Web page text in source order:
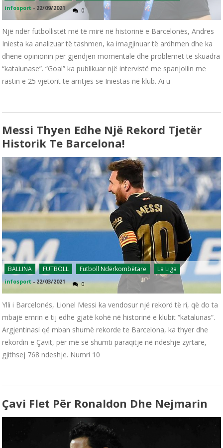
infosport - 22/09/2021 0
Një ndër futbollistët më të mirë në historinë e Barcelonës, Andres
Iniesta ka analizuar të tashmen, ka imagjinuar të ardhmen dhe ka
dhënë opinionin për gjendjen momentale dhe problemet te skuadra
“katalunase”. “Goal” ka publikuar një intervistë me spanjollin me
rastin e 25 vjetorit të arritjes së Iniestas në klub. Ai u
Messi Thyen Edhe Një Rekord Tjetër
Historik Te Barcelona!
BALLINA FUTBOLL Futboll Ndërkombëtarë La Liga
infosport -22/03/2021 0
Ylli i Barcelonës, Lionel Messi ka vendosur një rekord të ri, që do ta
mbajë emrin e tij edhe gjatë kohë në historinë e klubit “katalunas”.
Argjentinasi që mban shumë rekorde te Barcelona, ka thyer dhe
rekordin e Çavit, për më së shumti paraqitje në ndeshje zyrtare,
gjithsej 768 ndeshje. Numri 10
Çavi Flet Për Ronaldon Dhe Nejmarin